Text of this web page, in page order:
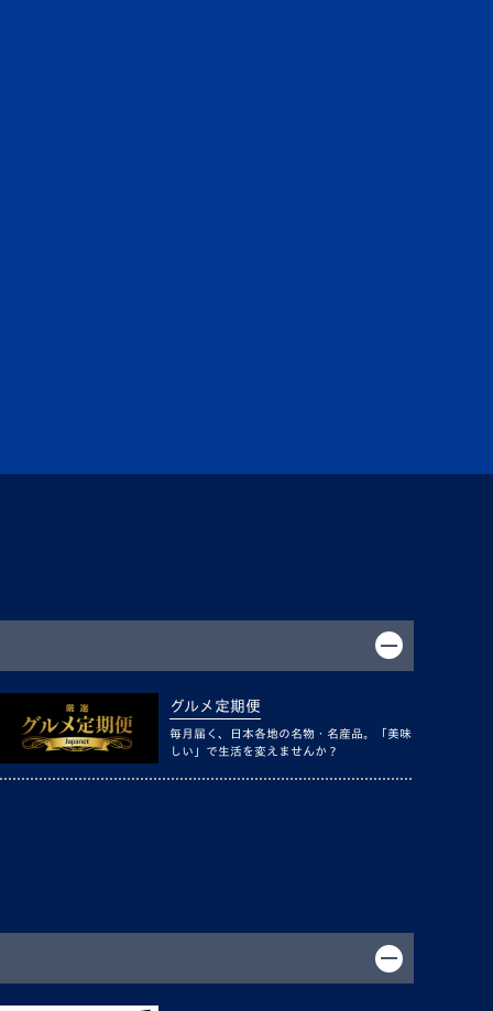
グルメ定期便
毎月届く、日本各地の名物・名産品。「美味
しい」で生活を変えませんか？